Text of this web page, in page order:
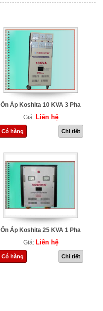
Ổn Áp Koshita 10 KVA 3 Pha
Giá: Liên hệ
Có hàng Chi tiết
Ổn Áp Koshita 25 KVA 1 Pha
Giá: Liên hệ
Có hàng Chi tiết